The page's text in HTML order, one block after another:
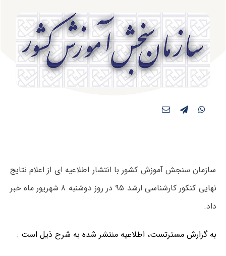
سازمان سنجش آموزش کشور با انتشار اطلاعیه ای از اعلام نتایج
نهایی کنکور کارشناسی ارشد ۹۵ در روز دوشنبه ۸ شهریور ماه خبر
داد.
به گزارش مسترتست، اطلاعیه منتشر شده به شرح ذیل است :